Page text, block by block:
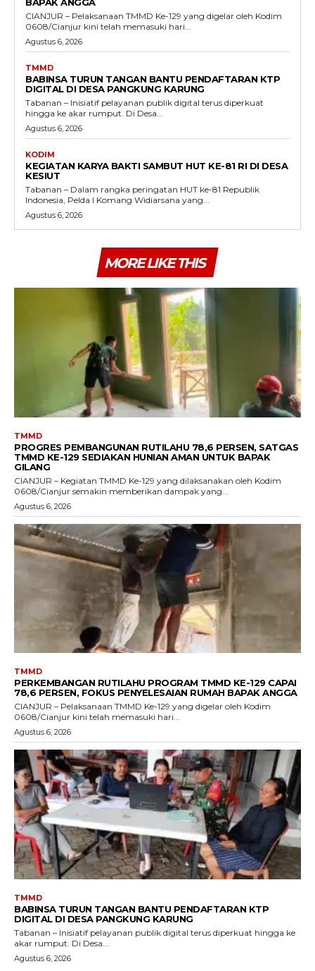
BAPAK ANGGA
CIANJUR – Pelaksanaan TMMD Ke-129 yang digelar oleh Kodim
0608/Cianjur kini telah memasuki hari...
Agustus 6, 2026
TMMD
BABINSA TURUN TANGAN BANTU PENDAFTARAN KTP
DIGITAL DI DESA PANGKUNG KARUNG
Tabanan – Inisiatif pelayanan publik digital terus diperkuat
hingga ke akar rumput. Di Desa...
Agustus 6, 2026
KODIM
KEGIATAN KARYA BAKTI SAMBUT HUT KE-81 RI DI DESA
KESIUT
Tabanan – Dalam rangka peringatan HUT ke-81 Republik
Indonesia, Pelda I Komang Widiarsana yang...
Agustus 6, 2026
MORE LIKE THIS
TMMD
PROGRES PEMBANGUNAN RUTILAHU 78,6 PERSEN, SATGAS
TMMD KE-129 SEDIAKAN HUNIAN AMAN UNTUK BAPAK
GILANG
CIANJUR – Kegiatan TMMD Ke-129 yang dilaksanakan oleh Kodim
0608/Cianjur semakin memberikan dampak yang...
Agustus 6, 2026
TMMD
PERKEMBANGAN RUTILAHU PROGRAM TMMD KE-129 CAPAI
78,6 PERSEN, FOKUS PENYELESAIAN RUMAH BAPAK ANGGA
CIANJUR – Pelaksanaan TMMD Ke-129 yang digelar oleh Kodim
0608/Cianjur kini telah memasuki hari...
Agustus 6, 2026
TMMD
BABINSA TURUN TANGAN BANTU PENDAFTARAN KTP
DIGITAL DI DESA PANGKUNG KARUNG
Tabanan – Inisiatif pelayanan publik digital terus diperkuat hingga ke
akar rumput. Di Desa...
Agustus 6, 2026